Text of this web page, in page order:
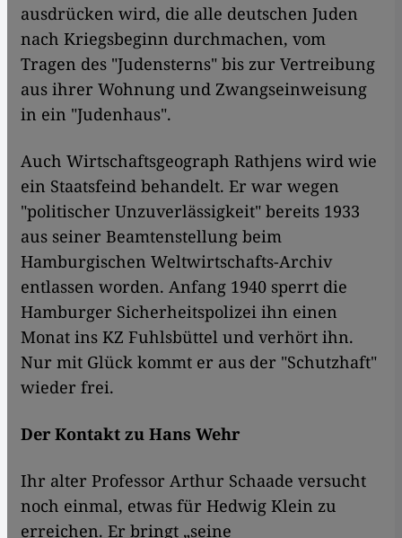
ausdrücken wird, die alle deutschen Juden
nach Kriegsbeginn durchmachen, vom
Tragen des "Judensterns" bis zur Vertreibung
aus ihrer Wohnung und Zwangseinweisung
in ein "Judenhaus".
Auch Wirtschaftsgeograph Rathjens wird wie
ein Staatsfeind behandelt. Er war wegen
"politischer Unzuverlässigkeit" bereits 1933
aus seiner Beamtenstellung beim
Hamburgischen Weltwirtschafts-Archiv
entlassen worden. Anfang 1940 sperrt die
Hamburger Sicherheitspolizei ihn einen
Monat ins KZ Fuhlsbüttel und verhört ihn.
Nur mit Glück kommt er aus der "Schutzhaft"
wieder frei.
Der Kontakt zu Hans Wehr
Ihr alter Professor Arthur Schaade versucht
noch einmal, etwas für Hedwig Klein zu
erreichen. Er bringt „seine